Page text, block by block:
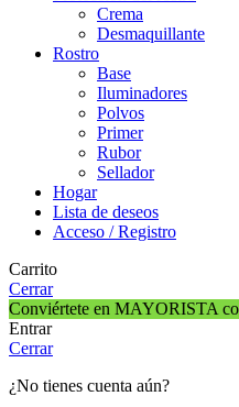
Crema
Desmaquillante
Rostro
Base
Iluminadores
Polvos
Primer
Rubor
Sellador
Hogar
Lista de deseos
Acceso / Registro
Carrito
Cerrar
Conviértete en MAYORISTA
Entrar
Cerrar
¿No tienes cuenta aún?